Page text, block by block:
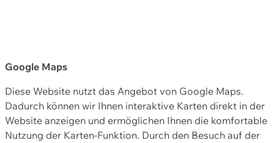
Google Maps
Diese Website nutzt das Angebot von Google Maps.
Dadurch können wir Ihnen interaktive Karten direkt in der
Website anzeigen und ermöglichen Ihnen die komfortable
Nutzung der Karten-Funktion. Durch den Besuch auf der